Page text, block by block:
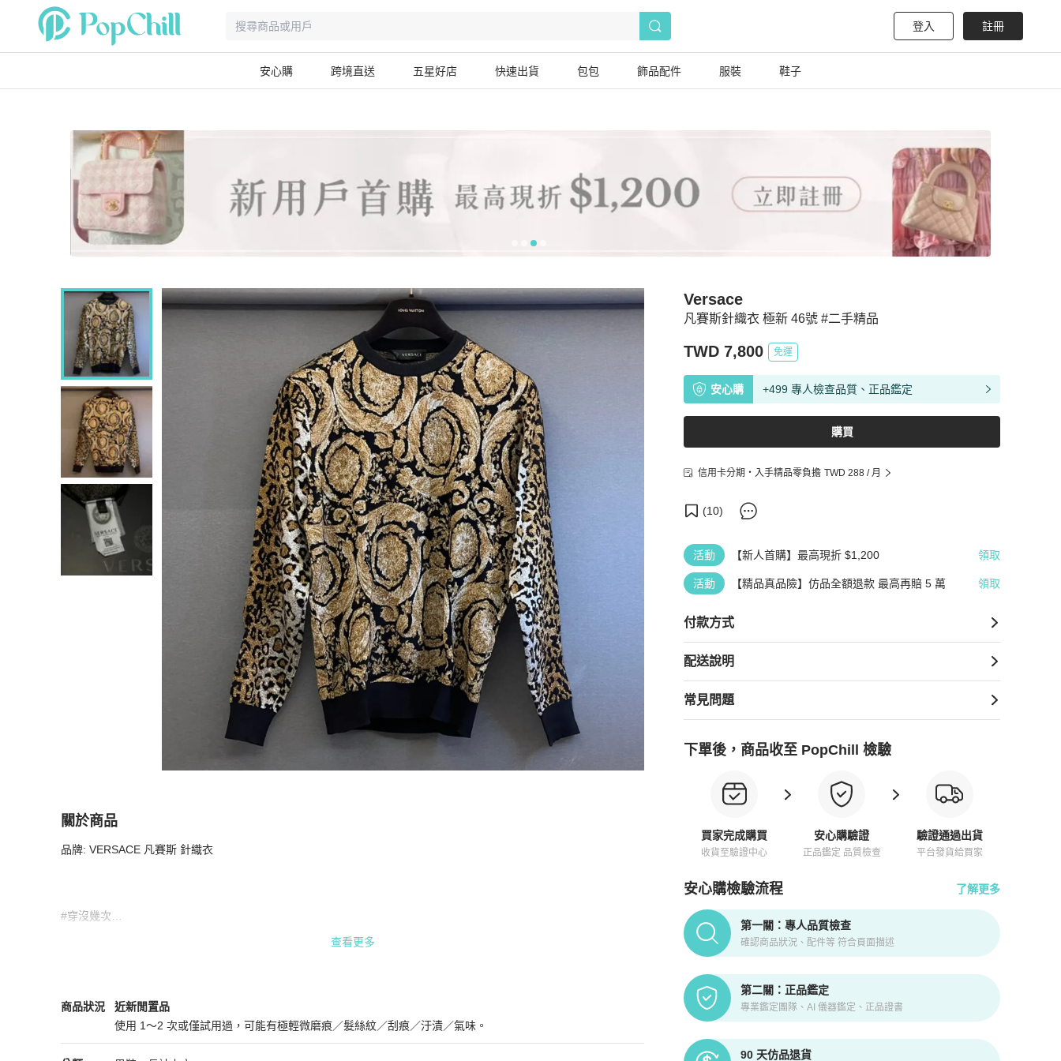
登入 註冊
安心購 跨境直送 五星好店 快速出貨 包包 飾品配件 服裝 鞋子
凡賽斯針織衣 極新 46號 #二手精品
Versace
TWD 7,800 免運
安心購 +499 專人檢查品質、正品鑑定
購買
信用卡分期・入手精品零負擔 TWD 288 / 月
(10)
活動 【新人首購】最高現折 $1,200 領取
活動 【精品真品險】仿品全額退款 最高再賠 5 萬 領取
付款方式
配送說明
常見問題
下單後，商品收至 PopChill 檢驗
買家完成購買
收貨至驗證中心
安心購驗證
正品鑑定 品質檢查
驗證通過出貨
平台發貨給買家
安心購檢驗流程 了解更多
PopChill拍拍圈正品驗證、安心購檢驗流程介紹
第一關：專人品質檢查
確認商品狀況、配件等 符合頁面描述
第二關：正品鑑定
專業鑑定團隊、AI 儀器鑑定、正品證書
90 天仿品退貨
關於商品
關於 凡賽斯針織衣 極新 46號 #二手精品
品牌: VERSACE 凡賽斯 針織衣
#穿沒幾次
．尺寸為46號 僅此一件 品項優美 把握機會
查看更多
商品狀況
Versace男裝商品狀態與細節
近新閒置品
使用 1～2 次或僅試用過，可能有極輕微磨痕／髮絲紋／刮痕／汙漬／氣味。
近新閒置品